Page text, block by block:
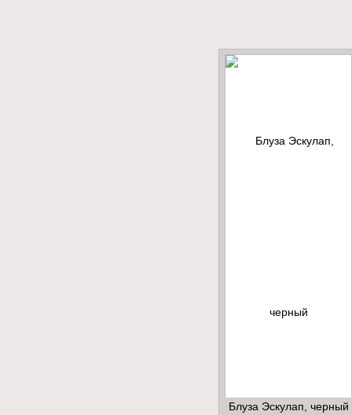
Блуза Эскулап, черный